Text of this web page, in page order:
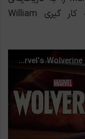
این شخصیت اختصاص دهد، به کار گیری William